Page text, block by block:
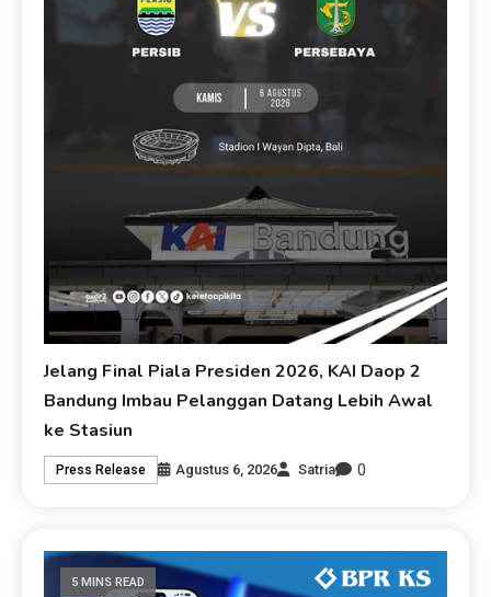
Jelang Final Piala Presiden 2026, KAI Daop 2
Bandung Imbau Pelanggan Datang Lebih Awal
ke Stasiun
Press Release Agustus 6, 2026 Satria 0
5 MINS READ